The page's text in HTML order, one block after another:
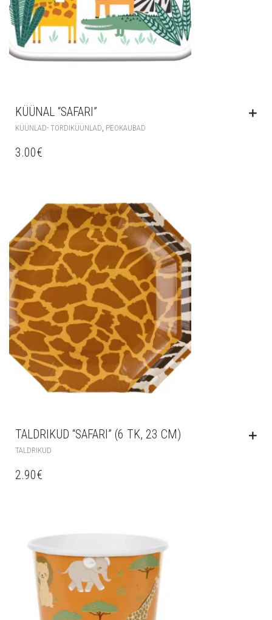
KÜÜNAL “SAFARI”
KÜÜNLAD- TORDIKÜÜNLAD PEOKAUBAD
3.00€
TALDRIKUD “SAFARI” (6 TK, 23 CM)
TALDRIKUD
2.90€